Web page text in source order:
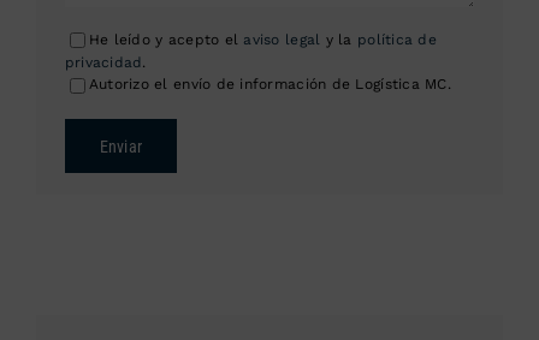
He leído y acepto el aviso legal y la política de
privacidad .
Autorizo el envío de información de Logística MC.
Enviar